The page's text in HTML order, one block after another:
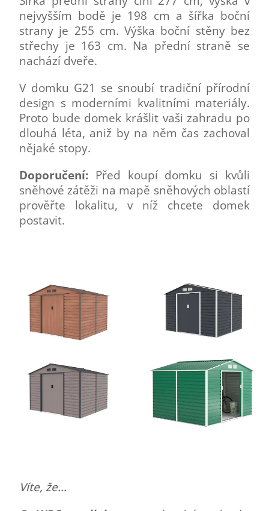
nejvyšším bodě je 198 cm a šířka boční
strany je 255 cm. Výška boční stěny bez
střechy je 163 cm. Na přední straně se
nachází dveře.
V domku G21 se snoubí tradiční přírodní
design s moderními kvalitními materiály.
Proto bude domek krášlit vaši zahradu po
dlouhá léta, aniž by na něm čas zachoval
nějaké stopy.
Doporučení: Před koupí domku si kvůli
sněhové zátěži na mapě sněhových oblastí
prověřte lokalitu, v níž chcete domek
postavit.
Víte, že…